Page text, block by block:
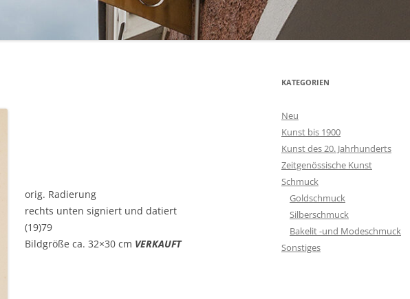
SILBERSCHMUCK
BAKELIT -UND MODESCHMUCK
orig. Radierung
rechts unten signiert und datiert
(19)79
Bildgröße ca. 32×30 cm VERKAUFT
KATEGORIEN
Neu
Kunst bis 1900
Kunst des 20. Jahrhunderts
Zeitgenössische Kunst
Schmuck
Goldschmuck
Silberschmuck
Bakelit -und Modeschmuck
Sonstiges